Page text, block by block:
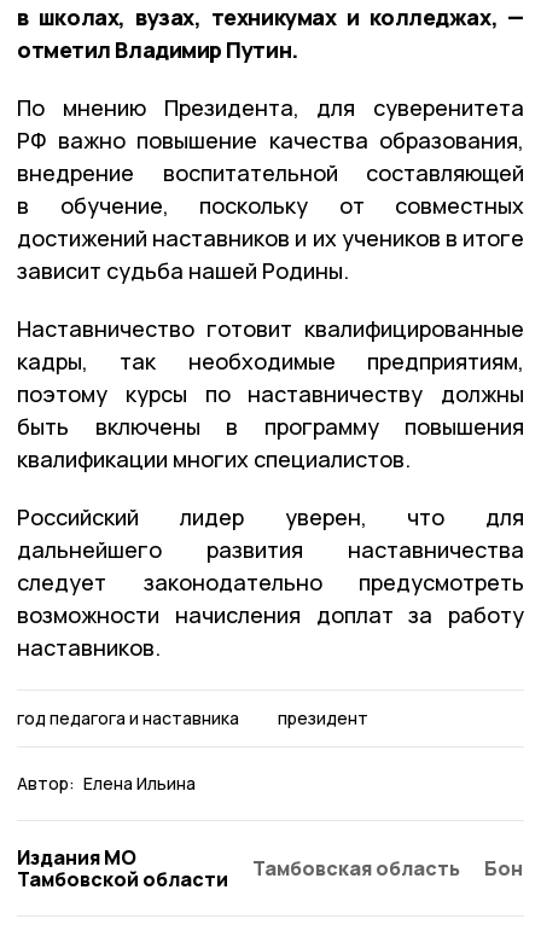
в школах, вузах, техникумах и колледжах, —
отметил Владимир Путин.
По мнению Президента, для суверенитета
РФ важно повышение качества образования,
внедрение воспитательной составляющей
в обучение, поскольку от совместных
достижений наставников и их учеников в итоге
зависит судьба нашей Родины.
Наставничество готовит квалифицированные
кадры, так необходимые предприятиям,
поэтому курсы по наставничеству должны
быть включены в программу повышения
квалификации многих специалистов.
Российский лидер уверен, что для
дальнейшего развития наставничества
следует законодательно предусмотреть
возможности начисления доплат за работу
наставников.
год педагога и наставника президент
Автор: Елена Ильина
Издания МО
Тамбовской области
Тамбовская область